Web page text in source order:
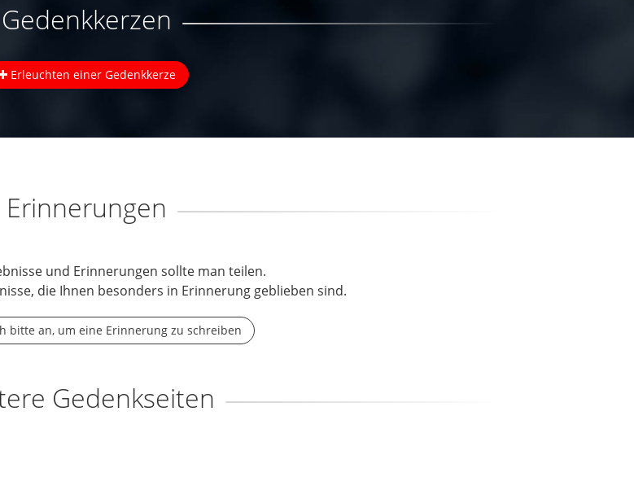
Gedenkkerzen
Erleuchten einer Gedenkkerze
Erinnerungen
und Erinnerungen sollte man teilen.
die Ihnen besonders in Erinnerung geblieben sind.
bitte an, um eine Erinnerung zu schreiben
Gedenkseiten